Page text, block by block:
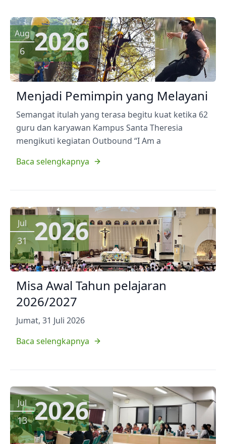
Aug
6 2026
Menjadi Pemimpin yang Melayani
Semangat itulah yang terasa begitu kuat ketika 62
guru dan karyawan Kampus Santa Theresia
mengikuti kegiatan Outbound “I Am a
Baca selengkapnya
Jul
31 2026
Misa Awal Tahun pelajaran
2026/2027
Jumat, 31 Juli 2026
Baca selengkapnya
Jul
13 2026